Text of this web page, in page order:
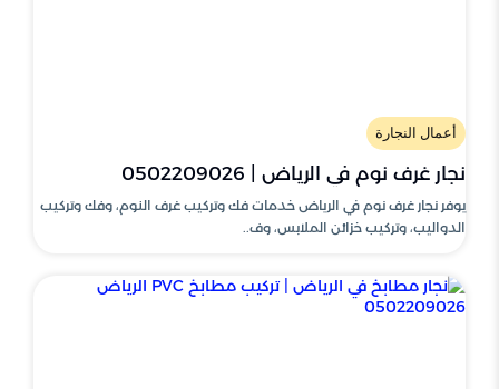
أعمال النجارة
نجار غرف نوم في الرياض | 0502209026
يوفر نجار غرف نوم في الرياض خدمات فك وتركيب غرف النوم، وفك وتركيب
الدواليب، وتركيب خزائن الملابس، وف..